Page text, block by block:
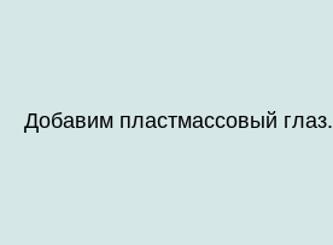
Добавим пластмассовый глаз.